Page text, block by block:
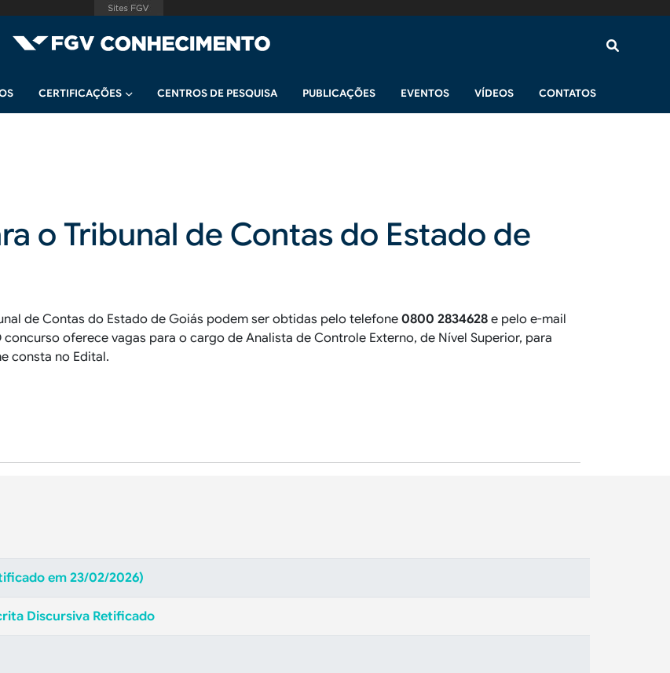
CERTIFICAÇÕES CENTROS DE PESQUISA PUBLICAÇÕES EVENTOS VÍDEOS CONTATOS
o Tribunal de Contas do Estado de
de Contas do Estado de Goiás podem ser obtidas pelo telefone0800 2834628 e pelo e-mail
oferece vagas para o cargo de Analista de Controle Externo, de Nível Superior, para
consta no Edital.
em 23/02/2026)
Discursiva Retificado